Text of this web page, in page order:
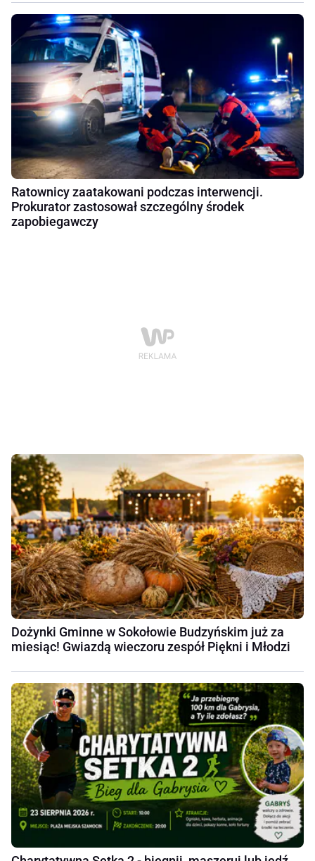
Ratownicy zaatakowani podczas interwencji.
Prokurator zastosował szczególny środek
zapobiegawczy
Dożynki Gminne w Sokołowie Budzyńskim już za
miesiąc! Gwiazdą wieczoru zespół Piękni i Młodzi